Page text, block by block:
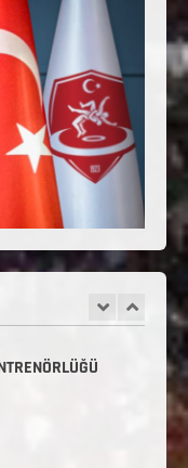
Uygulama
2026 YILI
TÜRKİYE
KONULAR
Kursu Hakkında